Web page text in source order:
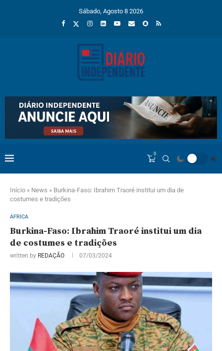
Sábado, Agosto 8 2026
0
Início » News » Burkina-Faso: Ibrahim Traoré institui um dia de
costumes e tradições
ÁFRICA
Burkina-Faso: Ibrahim Traoré institui um dia
de costumes e tradições
written by REDAÇÃO 07/03/2024